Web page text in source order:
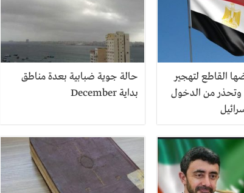
القاطع لتهجير
وتحذر من الدخول
حالة جوية ضبابية بعدة مناطق
بداية December